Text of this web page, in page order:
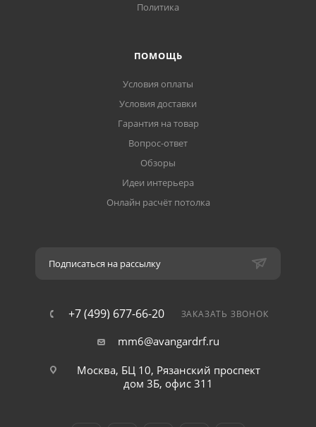
Политика
ПОМОЩЬ
Условия оплаты
Условия доставки
Гарантия на товар
Вопрос-ответ
Обзоры
Идеи интерьера
Онлайн расчёт потолка
Подписаться на рассылку
+7 (499) 677-66-20 ЗАКАЗАТЬ ЗВОНОК
mm6@avangardrf.ru
Москва, БЦ 10, Рязанский проспект
дом 3Б, офис 311